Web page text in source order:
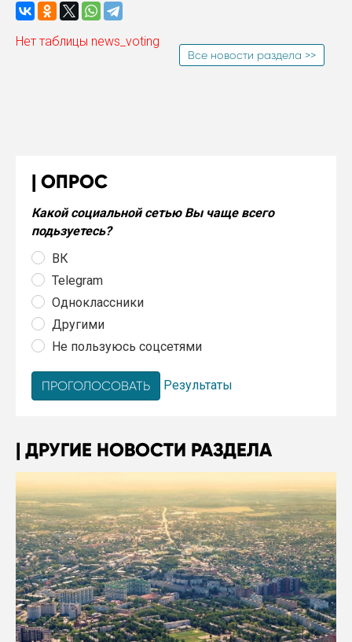
Нет таблицы news_voting
Все новости раздела >>
ОПРОС
Какой социальной сетью Вы чаще всего
подьзуетесь?
ВК
Telegram
Одноклассники
Другими
Не пользуюсь соцсетями
Результаты
ДРУГИЕ НОВОСТИ РАЗДЕЛА